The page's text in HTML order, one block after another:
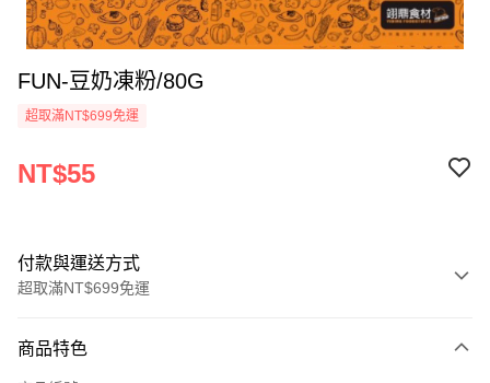
FUN-豆奶凍粉/80G
超取滿NT$699免運
NT$55
付款與運送方式
超取滿NT$699免運
信用卡一次付款
商品特色